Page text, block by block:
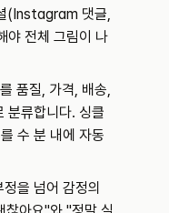
(Instagram 댓글,
야 전체 그림이 나
품질, 가격, 배송,
분류합니다. 싱클
수 분 내에 자동
을 넘어 감정의